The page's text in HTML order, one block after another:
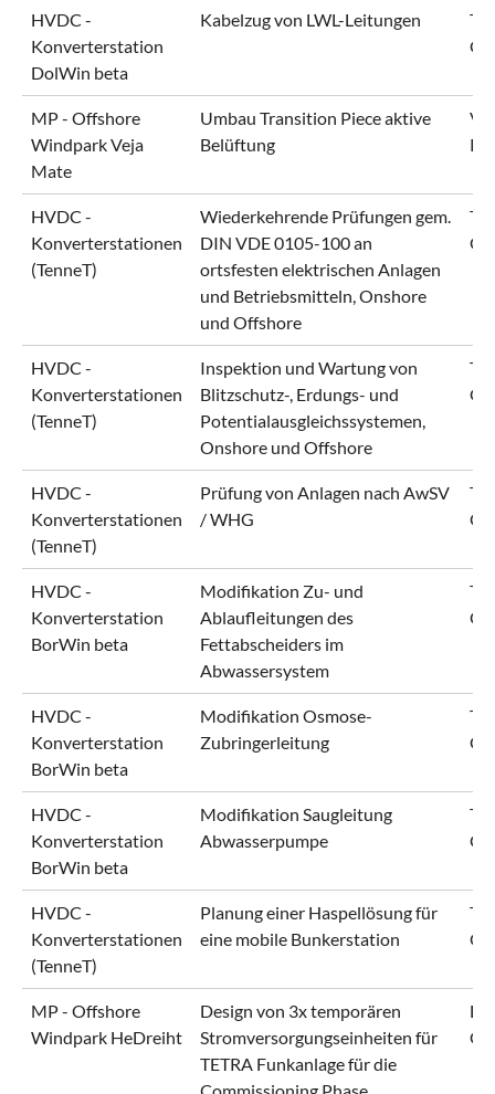
HVDC -
Konverterstation
DolWin beta
Kabelzug von LWL-Leitungen
MP - Offshore
Windpark Veja
Mate
Umbau Transition Piece aktive
Belüftung
HVDC -
Konverterstationen
(TenneT)
Wiederkehrende Prüfungen gem.
DIN VDE 0105-100 an
ortsfesten elektrischen Anlagen
und Betriebsmitteln, Onshore
und Offshore
HVDC -
Konverterstationen
(TenneT)
Inspektion und Wartung von
Blitzschutz-, Erdungs- und
Potentialausgleichssystemen,
Onshore und Offshore
HVDC -
Konverterstationen
(TenneT)
Prüfung von Anlagen nach AwSV
/ WHG
HVDC -
Konverterstation
BorWin beta
Modifikation Zu- und
Ablaufleitungen des
Fettabscheiders im
Abwassersystem
HVDC -
Konverterstation
BorWin beta
Modifikation Osmose-
Zubringerleitung
HVDC -
Konverterstation
BorWin beta
Modifikation Saugleitung
Abwasserpumpe
HVDC -
Konverterstationen
(TenneT)
Planung einer Haspellösung für
eine mobile Bunkerstation
MP - Offshore
Windpark HeDreiht
Design von 3x temporären
Stromversorgungseinheiten für
TETRA Funkanlage für die